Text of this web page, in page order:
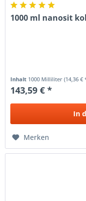
1000 ml nanosit
Inhalt 1000 Milliliter(14,36
143,59 € *
In
Merken